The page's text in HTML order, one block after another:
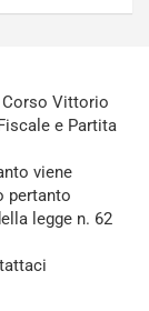
Corso Vittorio
e Partita
viene
pertanto
legge n. 62